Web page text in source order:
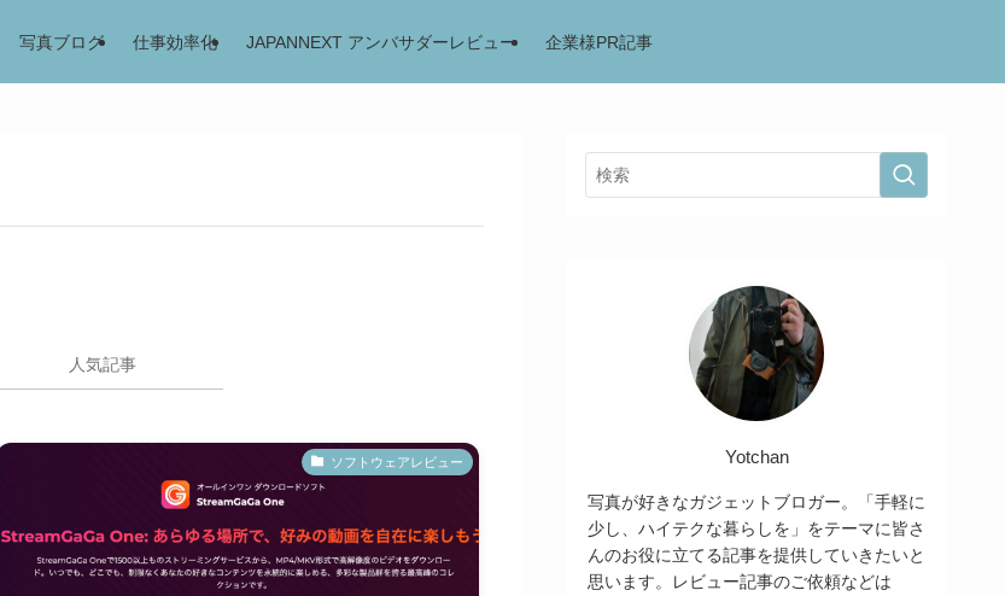
写真ブログ 仕事効率化 JAPANNEXT アンバサダーレビュー 企業様PR記事
人気記事
ソフトウェアレビュー Yotchan
写真が好きなガジェットブロガー。「手軽に
少し、ハイテクな暮らしを」をテーマに皆さ
んのお役に立てる記事を提供していきたいと
思います。レビュー記事のご依頼などは